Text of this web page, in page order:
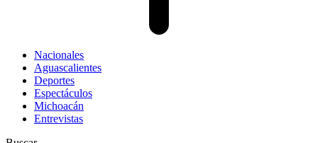
Nacionales
Aguascalientes
Deportes
Espectáculos
Michoacán
Entrevistas